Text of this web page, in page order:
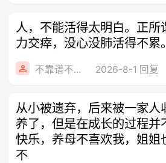
人，不能活得太明白。正所
力交瘁，没心没肺活得不累。
不靠谱不要联系 2026-8-1 回复
从小被遗弃，后来被一家人
养了，但是在成长的过程并
快乐，养母不喜欢我，姐姐
不